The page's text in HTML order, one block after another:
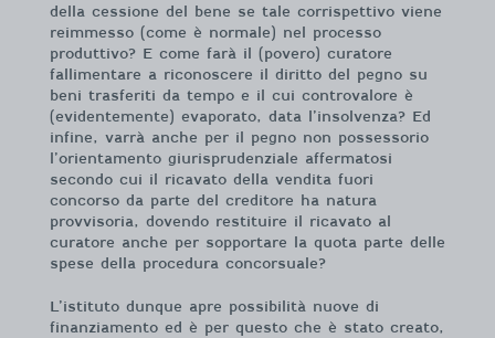
della cessione del bene se tale corrispettivo viene
reimmesso (come è normale) nel processo
produttivo? E come farà il (povero) curatore
fallimentare a riconoscere il diritto del pegno su
beni trasferiti da tempo e il cui controvalore è
(evidentemente) evaporato, data l’insolvenza? Ed
infine, varrà anche per il pegno non possessorio
l’orientamento giurisprudenziale affermatosi
secondo cui il ricavato della vendita fuori
concorso da parte del creditore ha natura
provvisoria, dovendo restituire il ricavato al
curatore anche per sopportare la quota parte delle
spese della procedura concorsuale?
L’istituto dunque apre possibilità nuove di
finanziamento ed è per questo che è stato creato,